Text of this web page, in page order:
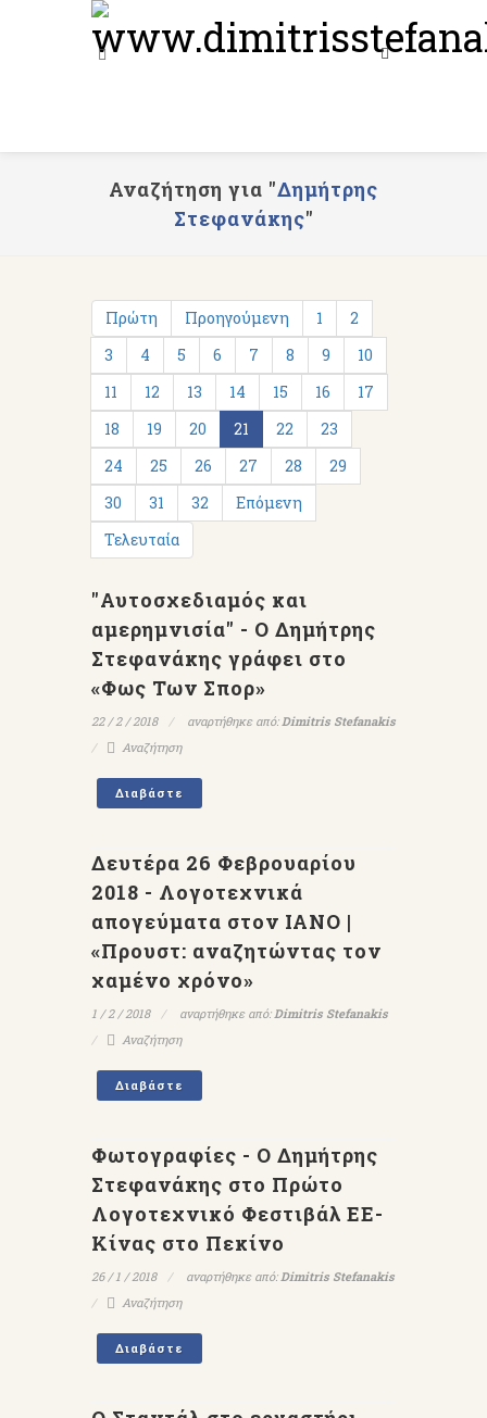
Αναζήτηση για "Δημήτρης
Στεφανάκης"
Πρώτη Προηγούμενη 1
2
3
4 5 6 7 8 9
10
11
12 13 14 15 16
17
18
19 20 21 22
23
24
25 26 27 28
29
30
31 32
Επόμενη
Τελευταία
"Αυτοσχεδιαμός και
αμερημνισία" - Ο Δημήτρης
Στεφανάκης γράφει στο
«Φως Των Σπορ»
22 / 2 / 2018 αναρτήθηκε από:Dimitris Stefanakis
Αναζήτηση
Διαβάστε
Δευτέρα 26 Φεβρουαρίου
2018 - Λογοτεχνικά
απογεύματα στον ΙΑΝΟ |
«Προυστ: αναζητώντας τον
χαμένο χρόνο»
1 / 2 / 2018 αναρτήθηκε από:Dimitris Stefanakis
Αναζήτηση
Διαβάστε
Φωτογραφίες - Ο Δημήτρης
Στεφανάκης στο Πρώτο
Λογοτεχνικό Φεστιβάλ ΕΕ-
Κίνας στο Πεκίνο
26 / 1 / 2018 αναρτήθηκε από:Dimitris Stefanakis
Αναζήτηση
Διαβάστε